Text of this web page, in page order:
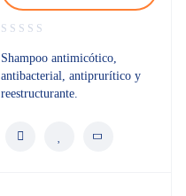
Shampoo antimicótico,
antibacterial, antiprurítico y
reestructurante.